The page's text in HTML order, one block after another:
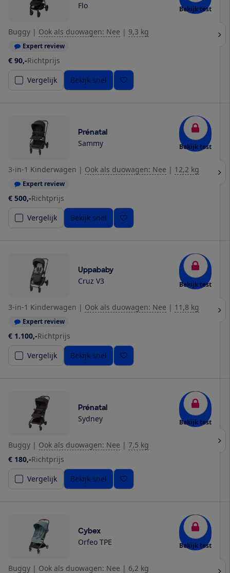
Flo Bekijk test
Buggy | Ook als duowagen: Nee | 9,3 kg
Expert review
€ 90,-Richtprijs
Vergelijk
Bekijk snel
Prénatal
Sammy Bekijk test
3-in-1 Kinderwagen | Ook als duowagen: Nee | 12,2 kg
Expert review
€ 500,-Richtprijs
Vergelijk
Bekijk snel
Uppababy
Cruz V3 Bekijk test
3-in-1 Kinderwagen | Ook als duowagen: Nee | 11,8 kg
Expert review
€ 1.100,-Richtprijs
Vergelijk
Bekijk snel
Prénatal
Sydney Bekijk test
Buggy | Ook als duowagen: Nee | 7,5 kg
€ 180,-Richtprijs
Vergelijk
Bekijk snel
Cybex
Orfeo TPE Bekijk test
Buggy | Ook als duowagen: Nee | 6,2 kg